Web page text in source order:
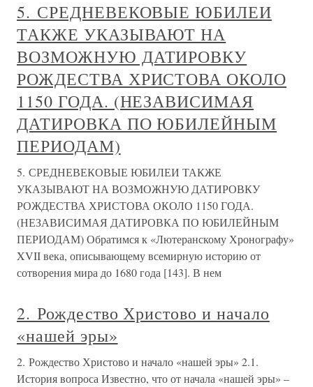
5. СРЕДНЕВЕКОВЫЕ ЮБИЛЕИ
ТАКЖЕ УКАЗЫВАЮТ НА
ВОЗМОЖНУЮ ДАТИРОВКУ
РОЖДЕСТВА ХРИСТОВА ОКОЛО
1150 ГОДА. (НЕЗАВИСИМАЯ
ДАТИРОВКА ПО ЮБИЛЕЙНЫМ
ПЕРИОДАМ)
5. СРЕДНЕВЕКОВЫЕ ЮБИЛЕИ ТАКЖЕ
УКАЗЫВАЮТ НА ВОЗМОЖНУЮ ДАТИРОВКУ
РОЖДЕСТВА ХРИСТОВА ОКОЛО 1150 ГОДА.
(НЕЗАВИСИМАЯ ДАТИРОВКА ПО ЮБИЛЕЙНЫМ
ПЕРИОДАМ) Обратимся к «Лютеранскому Хронографу»
XVII века, описывающему всемирную историю от
сотворения мира до 1680 года [143]. В нем
2. Рождество Христово и начало
«нашей эры»
2. Рождество Христово и начало «нашей эры» 2.1.
История вопроса Известно, что от начала «нашей эры» –